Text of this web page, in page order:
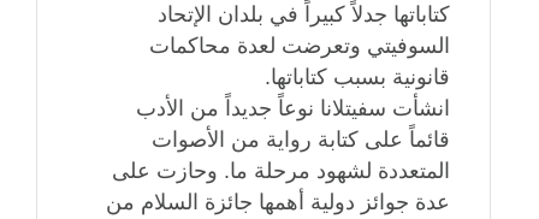
كتاباتها جدلاً كبيراً في بلدان الإتحاد
السوفيتي وتعرضت لعدة محاكمات
قانونية بسبب كتاباتها.
انشأت سفيتلانا نوعاً جديداً من الأدب
قائماً على كتابة رواية من الأصوات
المتعددة لشهود مرحلة ما. وحازت على
عدة جوائز دولية أهمها جائزة السلام من